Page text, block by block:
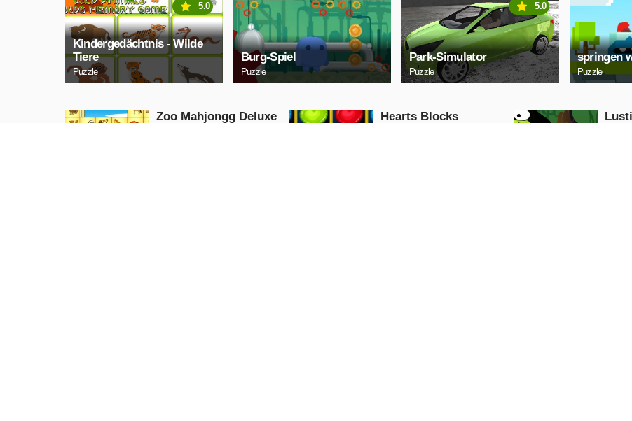
Kindergedächtnis - Wilde
Tiere
Puzzle
5.0
Burg-Spiel
Puzzle
Park-Simulator
Puzzle
5.0
springen
Puzzle
Zoo Mahjongg Deluxe
Hearts Blocks